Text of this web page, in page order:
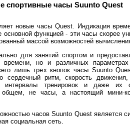
спортивные часы Suunto Quest
новые часы Quest. Индикация
функцией - эти часы скорее
массой возможностей
для занятий спортом и
но и различных параметрах
лишь трех кнопок часы Suunto
сердечный ритм, скорость
тренировок и даже их
общем, не часы, а настоящий мини-
часов Suunto Quest является
социальная сеть.